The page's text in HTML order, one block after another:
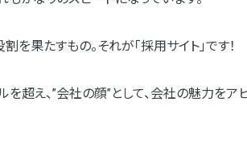
果たすもの。それが「採用サイト」です！
超え、”会社の顔”として、会社の魅力をア